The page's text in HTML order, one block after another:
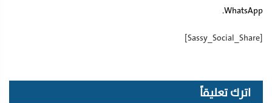
WhatsApp.
[Sassy_Social_Share]
اترك تعليقاً